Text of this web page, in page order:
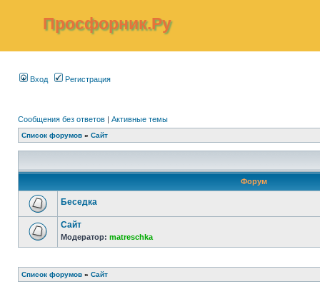
Просфорник.Ру
Вход Регистрация
Сообщения без ответов | Активные темы
Список форумов » Сайт
Форум
Беседка
Сайт
Модератор: matreschka
Список форумов » Сайт